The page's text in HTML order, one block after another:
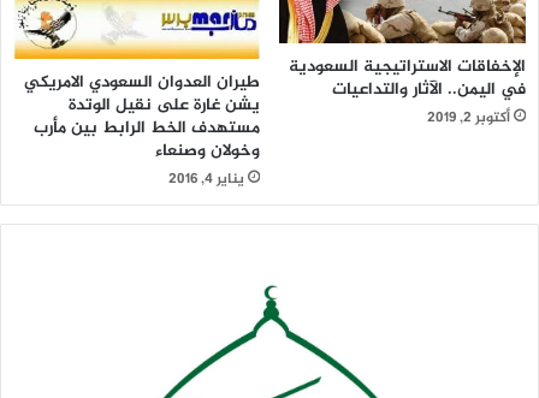
الإخفاقات الاستراتيجية السعودية
في اليمن.. الآثار والتداعيات
أكتوبر 2, 2019
طيران العدوان السعودي الامريكي
يشن غارة على نقيل الوتدة
مستهدف الخط الرابط بين مأرب
وخولان وصنعاء
يناير 4, 2016